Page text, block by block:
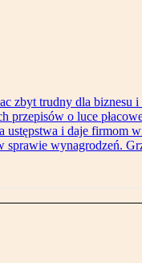
zbyt trudny dla biznesu
przepisów o luce
ustępstwa i daje firmom
sprawie wynagrodzeń.